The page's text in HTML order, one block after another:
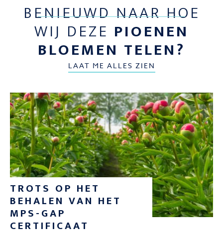
BENIEUWD NAAR HOE
WIJ DEZE PIOENEN
BLOEMEN TELEN?
LAAT ME ALLES ZIEN
TROTS OP HET
BEHALEN VAN HET
MPS-GAP
CERTIFICAAT